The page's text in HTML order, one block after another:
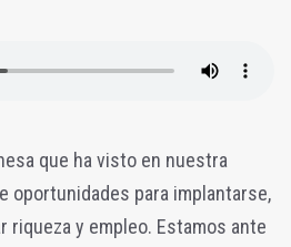
que ha visto en nuestra
oportunidades para implantarse,
riqueza y empleo. Estamos ante